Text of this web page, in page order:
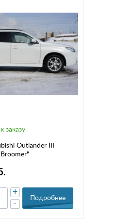
заказу
Outlander III
-
+
Подробнее